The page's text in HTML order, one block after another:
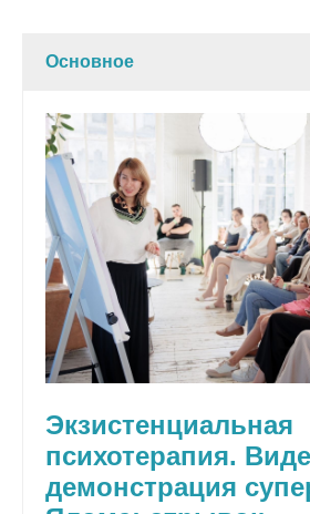
Экзистенциальная
психотерапия.
демонстрация